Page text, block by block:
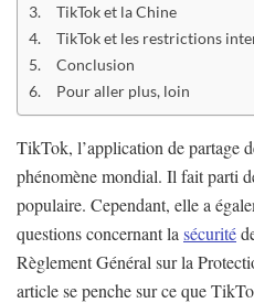
TikTok et la Chine
TikTok et les restrictions
Conclusion
Pour aller plus, loin
TikTok, l’application de partage
phénomène mondial. Il fait parti
populaire. Cependant, elle a
questions concernant la sécurité
Règlement Général sur la
article se penche sur ce que